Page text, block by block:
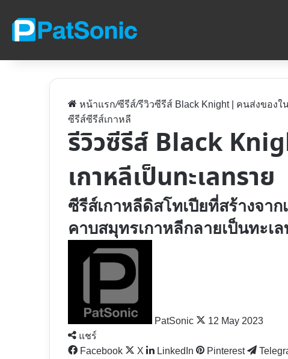
หน้าแรก/ซีรีส์/รีวิวซีรีส์ Black Knight | คนส่งของใ
ซีรีส์ซีรีส์เกาหลี
รีวิวซีรีส์ Black
เกาหลีเป็นทะเลทราย
ซีรีส์เกาหลีดิสโทเปียที่สร้างจา
คาบสมุทรเกาหลีกลายเป็นทะเ
PatSonic 12 May 2023
แชร์
Facebook
X LinkedIn Pinterest